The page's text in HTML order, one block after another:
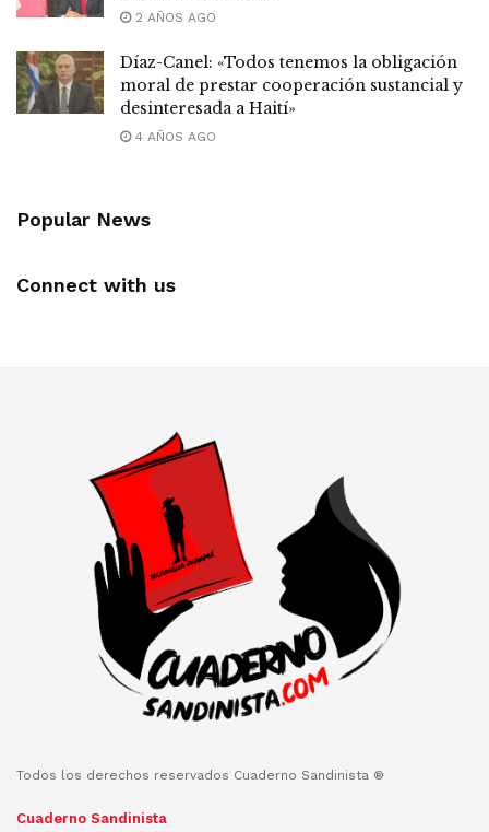
2 AÑOS AGO
Díaz-Canel: «Todos tenemos la obligación
moral de prestar cooperación sustancial y
desinteresada a Haití»
4 AÑOS AGO
Popular News
Connect with us
Todos los derechos reservados Cuaderno Sandinista ®
Cuaderno Sandinista